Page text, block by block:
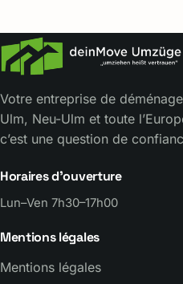
Votre entreprise de
Ulm, Neu-Ulm et toute
c’est une question de
Horaires d’ouverture
Lun–Ven 7h30–17h00
Mentions légales
Mentions légales